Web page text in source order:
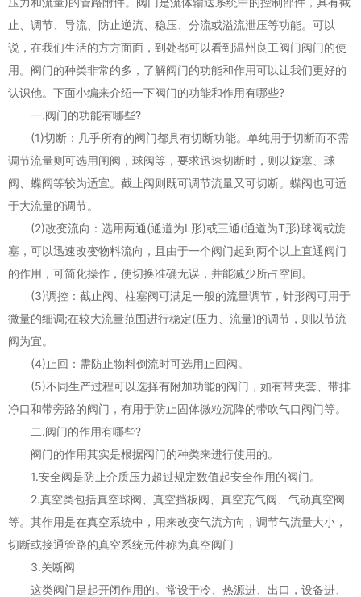
止、调节、导流、防止逆流、稳压、分流或溢流泄压等功能。可以
说，在我们生活的方方面面，到处都可以看到温州良工阀门阀门的使
用。阀门的种类非常的多，了解阀门的功能和作用可以让我们更好的
认识他。下面小编来介绍一下阀门的功能和作用有哪些?
一.阀门的功能有哪些?
(1)切断：几乎所有的阀门都具有切断功能。单纯用于切断而不需
调节流量则可选用闸阀，球阀等，要求迅速切断时，则以旋塞、球
阀、蝶阀等较为适宜。截止阀则既可调节流量又可切断。蝶阀也可适
于大流量的调节。
(2)改变流向：选用两通(通道为L形)或三通(通道为T形)球阀或旋
塞，可以迅速改变物料流向，且由于一个阀门起到两个以上直通阀门
的作用，可简化操作，使切换准确无误，并能减少所占空间。
(3)调控：截止阀、柱塞阀可满足一般的流量调节，针形阀可用于
微量的细调;在较大流量范围进行稳定(压力、流量)的调节，则以节流
阀为宜。
(4)止回：需防止物料倒流时可选用止回阀。
(5)不同生产过程可以选择有附加功能的阀门，如有带夹套、带排
净口和带旁路的阀门，有用于防止固体微粒沉降的带吹气口阀门等。
二.阀门的作用有哪些?
阀门的作用其实是根据阀门的种类来进行使用的。
1.安全阀是防止介质压力超过规定数值起安全作用的阀门。
2.真空类包括真空球阀、真空挡板阀、真空充气阀、气动真空阀
等。其作用是在真空系统中，用来改变气流方向，调节气流量大小，
切断或接通管路的真空系统元件称为真空阀门
3.关断阀
这类阀门是起开闭作用的。常设于冷、热源进、出口，设备进、